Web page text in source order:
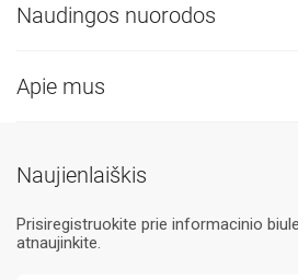
Naudingos nuorodos
Apie mus
Naujienlaiškis
Prisiregistruokite prie informacinio
atnaujinkite.